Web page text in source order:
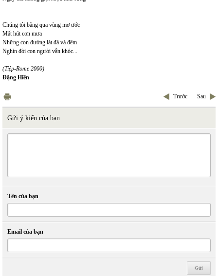
Chúng tôi băng qua vùng mơ ước
Mất hút cơn mưa
Những con đường lát đá và đêm
Nghìn đời con người vẫn khóc...
(Tiệp-Rome 2000)
Đặng Hiền
Trước Sau
Gửi ý kiến của bạn
Tên của bạn
Email của bạn